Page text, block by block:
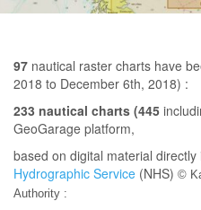
97 nautical raster charts have
2018 to December 6th, 2018) :
233 nautical charts (445
GeoGarage platform,
based on digital material
Hydrographic Service (NHS) ©
Authority :